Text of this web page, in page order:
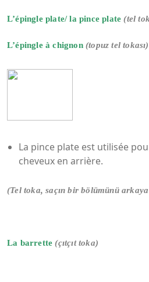
L’épingle plate/ la pince plate (tel
L’épingle à chignon (topuz tel tokası)
La pince plate est utilisée
cheveux en arrière.
(Tel toka, saçın bir bölümünü
La barrette(çıtçıt toka)